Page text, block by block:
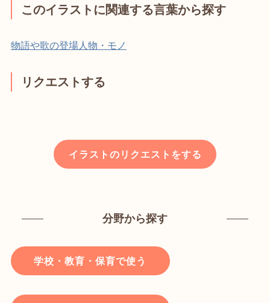
このイラストに関連する言葉から探す
物語や歌の登場人物・モノ
リクエストする
イラストのリクエストをする
分野から探す
学校・教育・保育で使う